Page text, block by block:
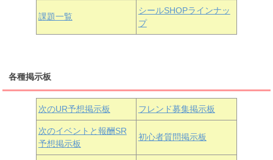
浦の星女学院3年生
黒澤ダイヤ
朝香果林 近江彼方 エマ・ヴェルデ
課題一覧
シールSHOPラインナッ
プ
各種掲示板
次のUR予想掲示板 フレンド募集掲示板
次のイベントと報酬SR
予想掲示板
初心者質問掲示板